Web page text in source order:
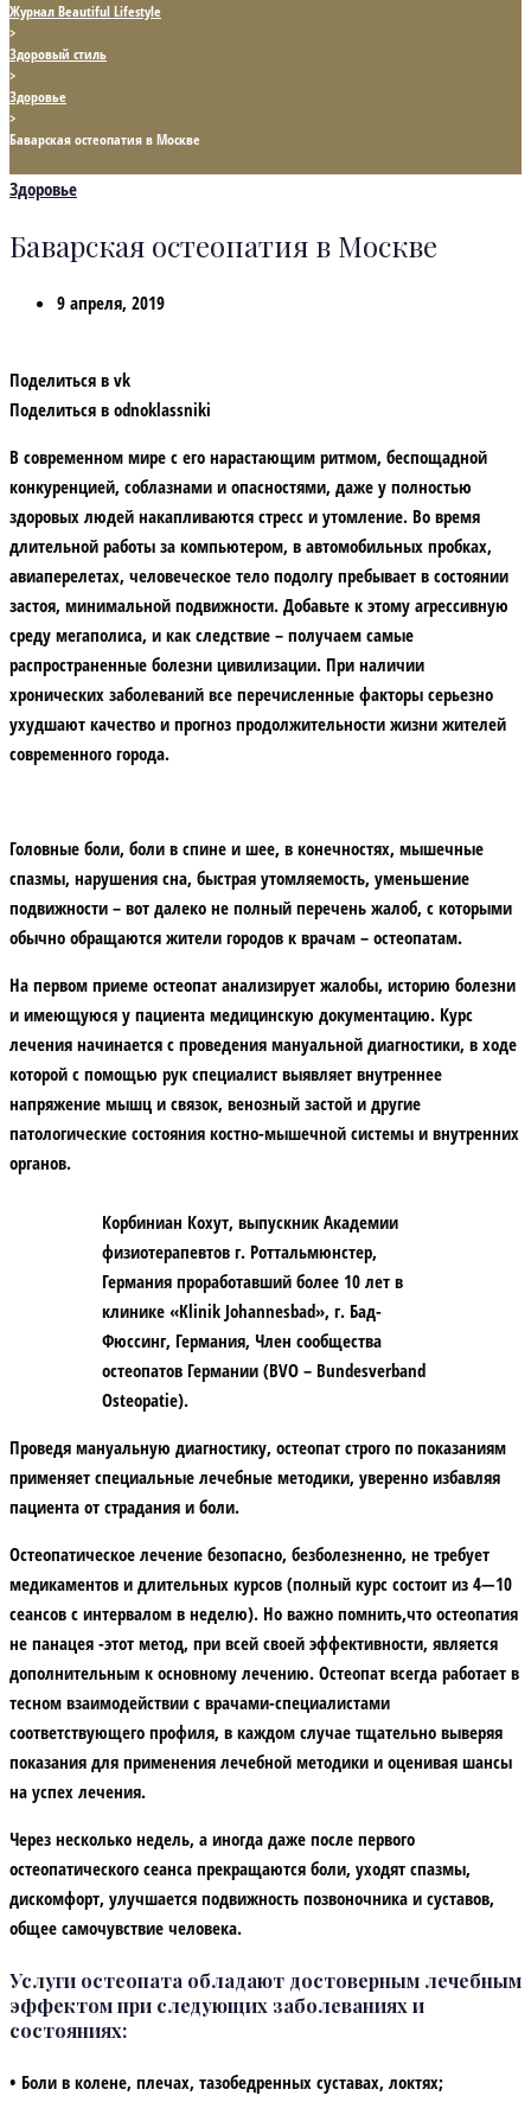
Журнал Beautiful Lifestyle
>
Здоровый стиль
>
Здоровье
>
Баварская остеопатия в Москве
Здоровье
Баварская остеопатия в Москве
9 апреля, 2019
Поделиться в vk
Поделиться в odnoklassniki
В современном мире с его нарастающим ритмом, беспощадной
конкуренцией, соблазнами и опасностями, даже у полностью
здоровых людей накапливаются стресс и утомление. Во время
длительной работы за компьютером, в автомобильных пробках,
авиаперелетах, человеческое тело подолгу пребывает в состоянии
застоя, минимальной подвижности. Добавьте к этому агрессивную
среду мегаполиса, и как следствие – получаем самые
распространенные болезни цивилизации. При наличии
хронических заболеваний все перечисленные факторы серьезно
ухудшают качество и прогноз продолжительности жизни жителей
современного города.
Головные боли, боли в спине и шее, в конечностях, мышечные
спазмы, нарушения сна, быстрая утомляемость, уменьшение
подвижности – вот далеко не полный перечень жалоб, с которыми
обычно обращаются жители городов к врачам – остеопатам.
На первом приеме остеопат анализирует жалобы, историю болезни
и имеющуюся у пациента медицинскую документацию. Курс
лечения начинается с проведения мануальной диагностики, в ходе
которой с помощью рук специалист выявляет внутреннее
напряжение мышц и связок, венозный застой и другие
патологические состояния костно-мышечной системы и внутренних
органов.
Корбиниан Кохут, выпускник Академии
физиотерапевтов г. Роттальмюнстер,
Германия проработавший более 10 лет в
клинике «Klinik Johannesbad», г. Бад-
Фюссинг, Германия, Член сообщества
остеопатов Германии (BVO – Bundesverband
Osteopatie).
Проведя мануальную диагностику, остеопат строго по показаниям
применяет специальные лечебные методики, уверенно избавляя
пациента от страдания и боли.
Остеопатическое лечение безопасно, безболезненно, не требует
медикаментов и длительных курсов (полный курс состоит из 4—10
сеансов с интервалом в неделю). Но важно помнить,что остеопатия
не панацея -этот метод, при всей своей эффективности, является
дополнительным к основному лечению. Остеопат всегда работает в
тесном взаимодействии с врачами-специалистами
соответствующего профиля, в каждом случае тщательно выверяя
показания для применения лечебной методики и оценивая шансы
на успех лечения.
Через несколько недель, а иногда даже после первого
остеопатического сеанса прекращаются боли, уходят спазмы,
дискомфорт, улучшается подвижность позвоночника и суставов,
общее самочувствие человека.
Услуги остеопата обладают достоверным лечебным
эффектом при следующих заболеваниях и
состояниях:
• Боли в колене, плечах, тазобедренных суставах, локтях;